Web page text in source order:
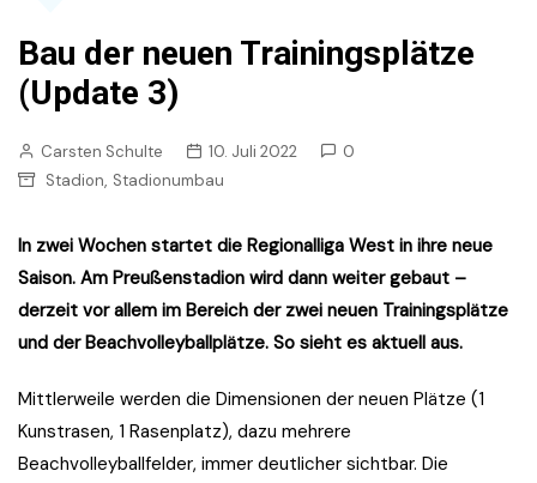
Bau der neuen Trainingsplätze
(Update 3)
Carsten Schulte 10. Juli 2022
0
Stadion, Stadionumbau
In zwei Wochen startet die Regionalliga West in ihre neue
Saison. Am Preußenstadion wird dann weiter gebaut –
derzeit vor allem im Bereich der zwei neuen Trainingsplätze
und der Beachvolleyballplätze. So sieht es aktuell aus.
Mittlerweile werden die Dimensionen der neuen Plätze (1
Kunstrasen, 1 Rasenplatz), dazu mehrere
Beachvolleyballfelder, immer deutlicher sichtbar. Die